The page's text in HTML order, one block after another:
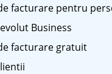
facturare pentru
Business
facturare gratuit